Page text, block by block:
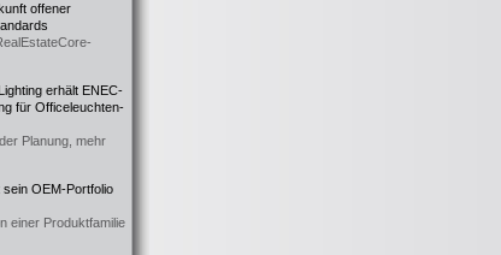
offener
erhält ENEC-
für Officeleuchten-
Planung, mehr
OEM-Portfolio
einer Produktfamilie